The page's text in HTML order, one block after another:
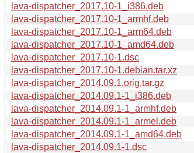
lava-dispatcher_2017.10-1_i386.deb
lava-dispatcher_2017.10-1_armhf.deb
lava-dispatcher_2017.10-1_arm64.deb
lava-dispatcher_2017.10-1_amd64.deb
lava-dispatcher_2017.10-1.dsc
lava-dispatcher_2017.10-1.debian.tar.xz
lava-dispatcher_2014.09.1.orig.tar.gz
lava-dispatcher_2014.09.1-1_i386.deb
lava-dispatcher_2014.09.1-1_armhf.deb
lava-dispatcher_2014.09.1-1_armel.deb
lava-dispatcher_2014.09.1-1_amd64.deb
lava-dispatcher_2014.09.1-1.dsc